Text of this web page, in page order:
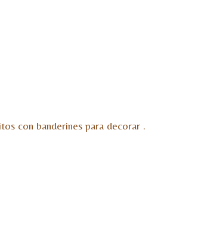
con banderines para decorar .